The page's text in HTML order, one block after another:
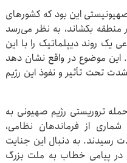
این بود که کشورهای
منطقه بکشاند، به نظر می‌رسد
روند دیپلماتیک را با این
این موضوع در واقع نشان دهد
تحت تأثیر و نفوذ این رژیم
۲۳ خرداد ۱۴۰۴ در پی حمله تروریستی رژیم صهیونی به
از فرماندهان نظامی،
رسیدند. به دنبال این جنایت
در پیامی خطاب به ملت بزرگ